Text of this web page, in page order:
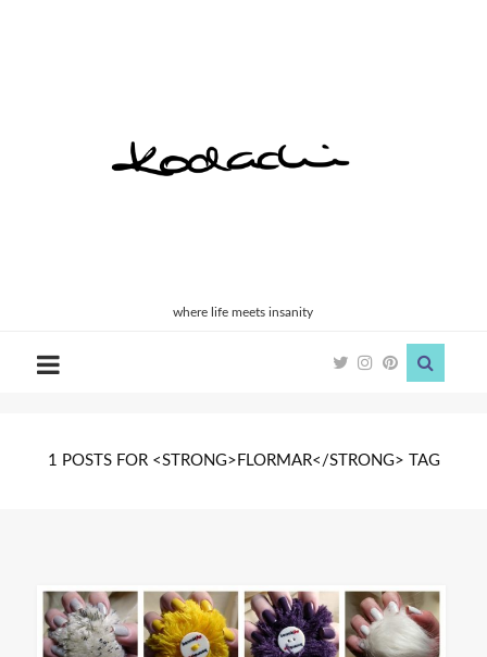
where life meets insanity
1 POSTS FOR <STRONG>FLORMAR</STRONG> TAG